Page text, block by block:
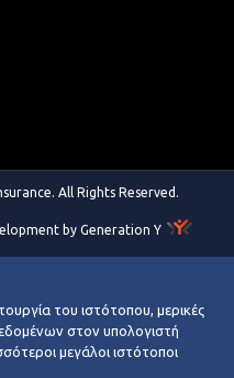
All Rights Reserved.
by Generation Y
του ιστότοπου, μερικές
στον υπολογιστή
μεγάλοι ιστότοποι